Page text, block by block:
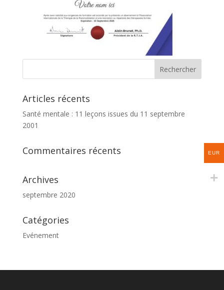
Articles récents
Santé mentale : 11 leçons issues du 11 septembre
2001
Commentaires récents
Archives
septembre 2020
Catégories
Evénement
EUR